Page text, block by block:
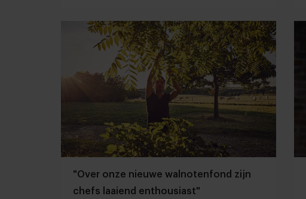
"Over onze nieuwe walnotenfond zijn
chefs laaiend enthousiast"